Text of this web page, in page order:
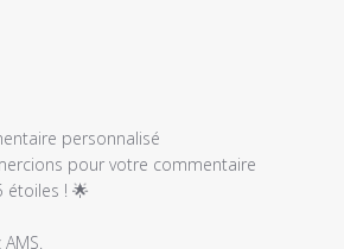
personnalisé
pour votre commentaire
étoiles ! 🌟